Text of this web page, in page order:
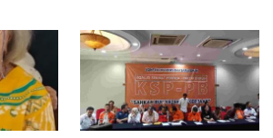
Tema: “Penguatan dan
Pengembangan Organisasi
KBI yang Berbasis Riset di
seluruh Indonesia dan
Mancanegara”.